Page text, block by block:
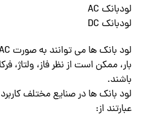
لودبانک AC
لودبانک DC
بار، ممکن است از نظر فاز، ولتاژ،
باشند.
لود بانک ها در صنایع مختلف کاربرد
عبارتند از: